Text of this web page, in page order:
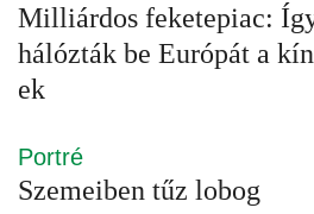
Milliárdos feketepiac:
hálózták be Európát a
ek
Portré
Szemeiben tűz lobog